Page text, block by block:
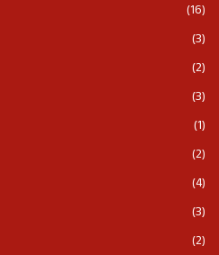
(16)
(3)
(2)
(3)
(1)
(2)
(4)
(3)
(2)